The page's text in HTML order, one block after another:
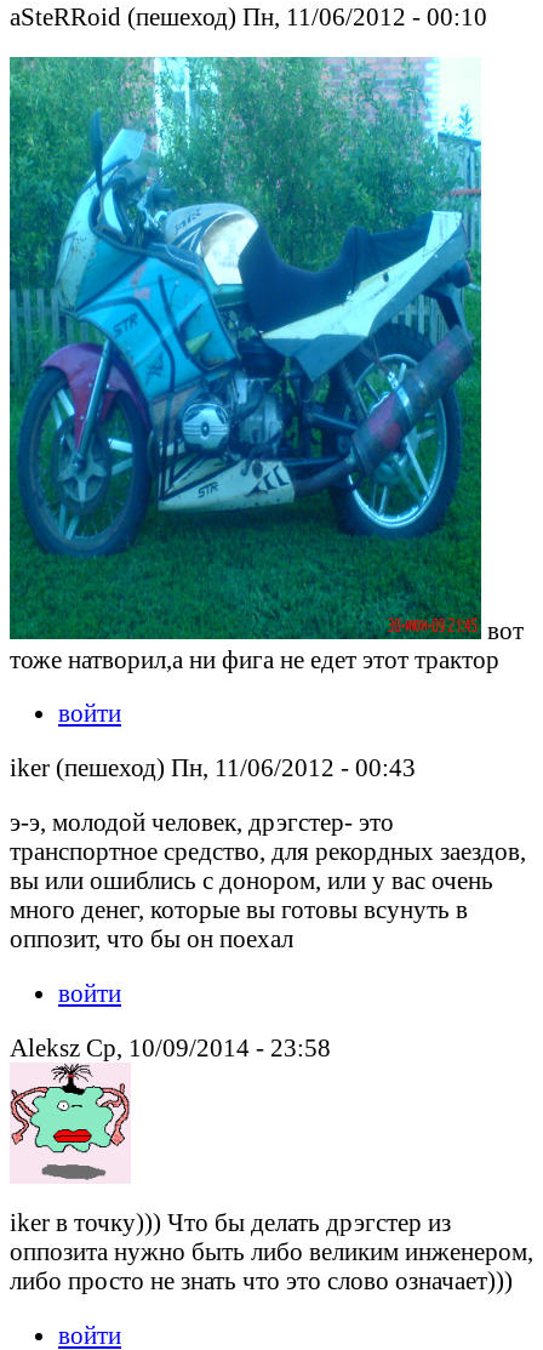
aSteRRoid (пешеход) Пн, 11/06/2012 - 00:10
вот
тоже натворил,а ни фига не едет этот трактор
войти
iker (пешеход) Пн, 11/06/2012 - 00:43
э-э, молодой человек, дрэгстер- это
транспортное средство, для рекордных заездов,
вы или ошиблись с донором, или у вас очень
много денег, которые вы готовы всунуть в
оппозит, что бы он поехал
войти
Aleksz Ср, 10/09/2014 - 23:58
iker в точку))) Что бы делать дрэгстер из
оппозита нужно быть либо великим инженером,
либо просто не знать что это слово означает)))
войти